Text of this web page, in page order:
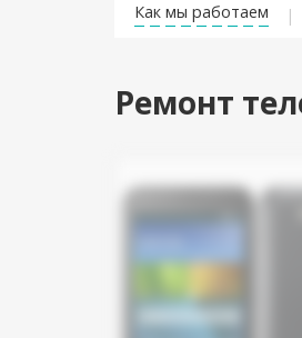
Как мы работаем
Ремонт